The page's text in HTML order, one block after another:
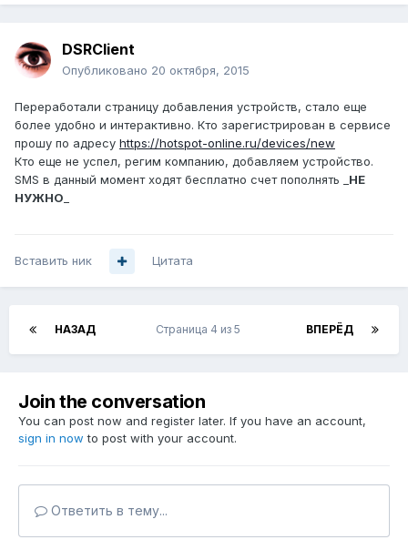
DSRClient
Опубликовано 20 октября, 2015
Переработали страницу добавления устройств, стало еще
более удобно и интерактивно. Кто зарегистрирован в сервисе
прошу по адресу https://hotspot-online.ru/devices/new
Кто еще не успел, регим компанию, добавляем устройство.
SMS в данный момент ходят бесплатно счет пополнять _ НЕ
НУЖНО
Вставить ник Цитата
НАЗАД ВПЕРЁД
Страница 4 из 5
Join the conversation
You can post now and register later. If you have an account,
sign in now to post with your account.
Ответить в тему...